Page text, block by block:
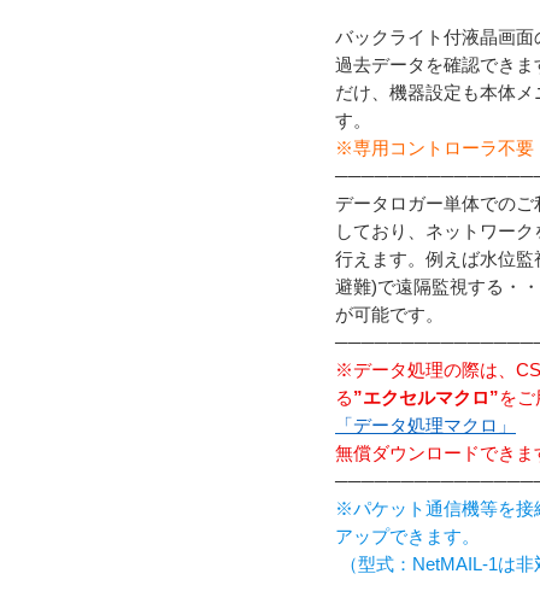
バックライト付液晶画
過去データを確認でき
だけ、機器設定も本体
す。
※専用コントローラ不要
データロガー単体での
しており、ネットワー
行えます。例えば水位
避難)で遠隔監視する・
が可能です。
※データ処理の際は、
る”エクセルマクロ”を
「データ処理マクロ」
無償ダウンロードでき
※パケット通信機等を接
アップできます。
（型式：NetMAIL-1は非